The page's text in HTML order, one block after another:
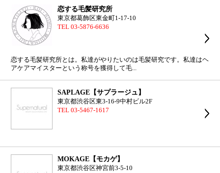
恋する毛髪研究所
東京都葛飾区東金町1-17-10
TEL 03-5876-6636
恋する毛髪研究所とは。私達がやりたいのは毛髪研究です。私達はヘ
アケアマイスターという称号を獲得して毛...
SAPLAGE【サプラージュ】
東京都渋谷区東3-16-9中村ビル2F
TEL 03-5467-1617
MOKAGE【モカゲ】
東京都渋谷区神宮前3-5-10